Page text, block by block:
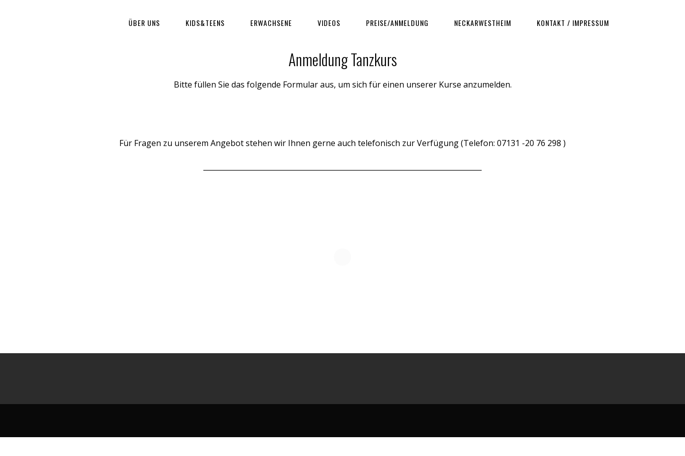
ÜBER UNS KIDS&TEENS ERWACHSENE VIDEOS PREISE/ANMELDUNG NECKARWESTHEIM KONTAKT / IMPRESSUM
Anmeldung Tanzkurs
Bitte füllen Sie das folgende Formular aus, um sich für einen unserer Kurse anzumelden.
Für Fragen zu unserem Angebot stehen wir Ihnen gerne auch telefonisch zur Verfügung (Telefon: 07131 -20 76 298 )